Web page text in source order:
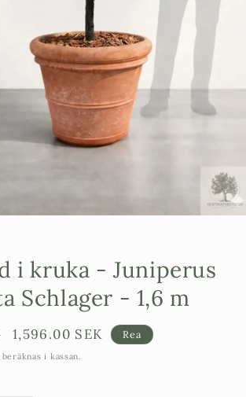
i kruka - Juniperus
Schlager - 1,6 m
Försäljningspris
1,596.00 SEK Rea
beräknas i kassan.